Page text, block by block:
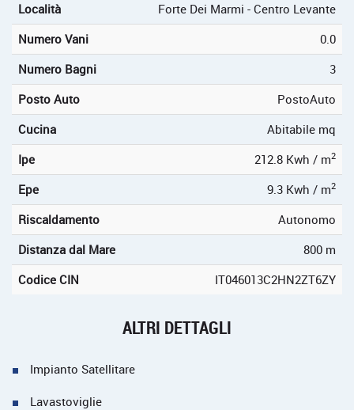
Località
Forte Dei Marmi - Centro Levante
Numero Vani
0.0
Numero Bagni
3
Posto Auto
PostoAuto
Cucina
Abitabile mq
Ipe
212.8 Kwh / m2
Epe 9.3 Kwh / m2
Riscaldamento
Autonomo
Distanza dal Mare
800 m
Codice CIN
IT046013C2HN2ZT6ZY
ALTRI DETTAGLI
Impianto Satellitare
Lavastoviglie